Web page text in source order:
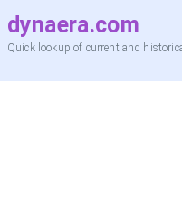
dynaera.com
Quick lookup of current and